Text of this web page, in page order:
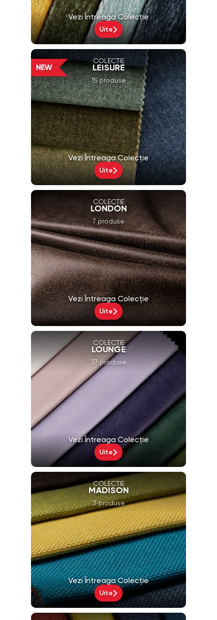
Vezi Întreaga Colecție
Uite
COLECȚIE
LEISURE
15 produse
Vezi Întreaga Colecție
Uite
COLECȚIE
LONDON
7 produse
Vezi Întreaga Colecție
Uite
COLECȚIE
LOUNGE
37 produse
Vezi Întreaga Colecție
Uite
COLECȚIE
MADISON
3 produse
Vezi Întreaga Colecție
Uite